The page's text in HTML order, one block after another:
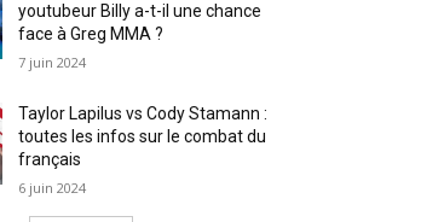
youtubeur Billy a-t-il une chance
face à Greg MMA ?
7 juin 2024
Taylor Lapilus vs Cody Stamann :
toutes les infos sur le combat du
français
6 juin 2024